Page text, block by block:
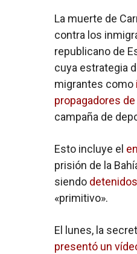
La muerte de
contra los
republicano de
cuya estrategia
migrantes como
propagadores
campaña de
Esto incluye el
prisión de la
siendo
«primitivo».
El lunes, la
presentó un